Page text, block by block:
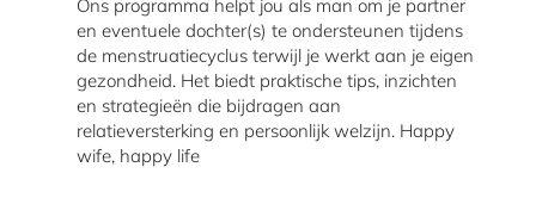
Ons programma helpt jou als man om je partner
en eventuele dochter(s) te ondersteunen tijdens
de menstruatiecyclus terwijl je werkt aan je eigen
gezondheid. Het biedt praktische tips, inzichten
en strategieën die bijdragen aan
relatieversterking en persoonlijk welzijn. Happy
wife, happy life